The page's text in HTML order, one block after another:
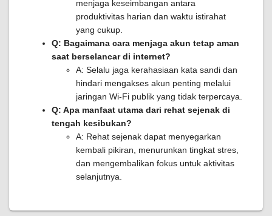
menjaga keseimbangan antara
produktivitas harian dan waktu istirahat
yang cukup.
Q: Bagaimana cara menjaga akun tetap aman
saat berselancar di internet?
A: Selalu jaga kerahasiaan kata sandi dan
hindari mengakses akun penting melalui
jaringan Wi-Fi publik yang tidak terpercaya.
Q: Apa manfaat utama dari rehat sejenak di
tengah kesibukan?
A: Rehat sejenak dapat menyegarkan
kembali pikiran, menurunkan tingkat stres,
dan mengembalikan fokus untuk aktivitas
selanjutnya.